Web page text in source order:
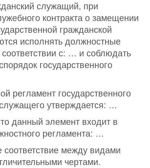
служащий, при
контракта о замещении
гражданской
исполнять должностные
соответствии с: … и соблюдать
государственного
регламент государственного
утверждается: …
данный элемент входит в
регламента: …
соответствие между видами
чертами.